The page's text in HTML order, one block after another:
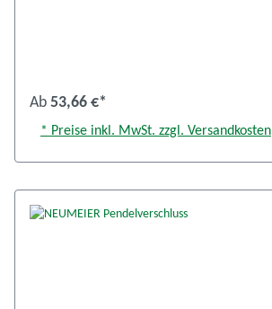
Ab 53,66 €*
* Preise inkl. MwSt. zzgl. Versandkosten